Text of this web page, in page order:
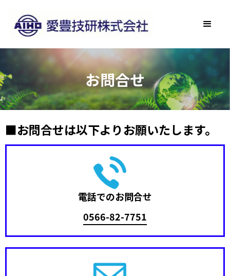
お問合せ
■お問合せは以下よりお願いたします。
電話でのお問合せ
0566-82-7751